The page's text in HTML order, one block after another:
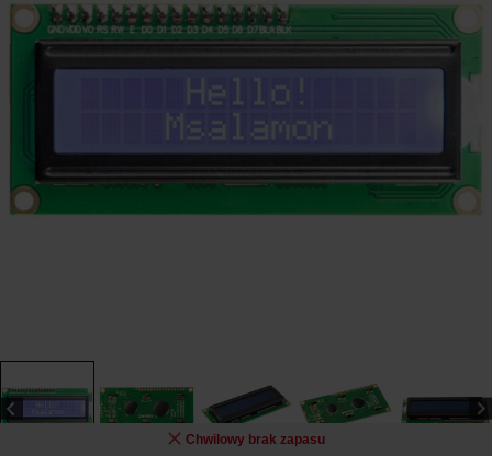
Chwilowy brak zapasu